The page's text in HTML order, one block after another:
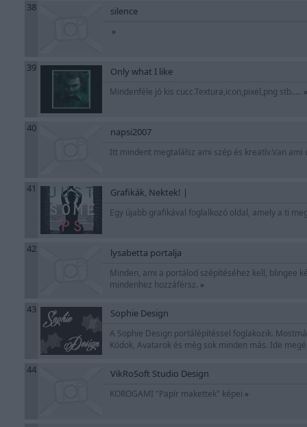
38 silence
»
39 Only what I like
Mindenféle jó kis cucc.Textura,icon,pixel,png stb..... »
40 napsi2007
Itt mindent megtalálsz ami szép és kreatív.Van
41 Grafikák, Nektek! |
Egy újabb grafikával foglalkozó oldal, amely a ti
42 lysabetta portalja
Minden, ami a portálod szépítéséhez kell, blingee
mindenhez hozzáférsz. »
43 Sophie Design
A Sophie Design portálépítéssel foglakozik.
Kódok, Avatarok és még sok minden más. Ide
44 VikRoSoft Studio Design
KOROGAMI "Papír makettek" képei »